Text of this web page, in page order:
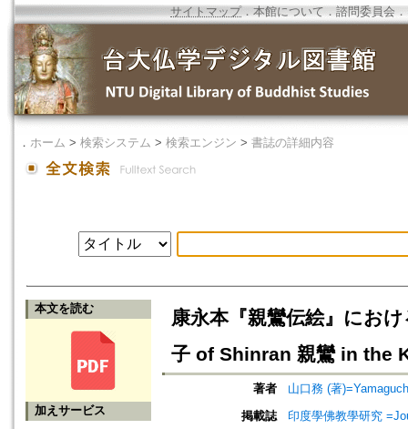
サイトマップ．本館について ． 諮問委員会 ．
． ホーム > 検索システム > 検索エンジン > 書誌の詳細内容
本文を読む
加えサービス
康永本『親鸞伝絵』にお
子 of Shinran 親鸞 in the
著者
山口務 (著
掲載誌
印度學佛教學研究